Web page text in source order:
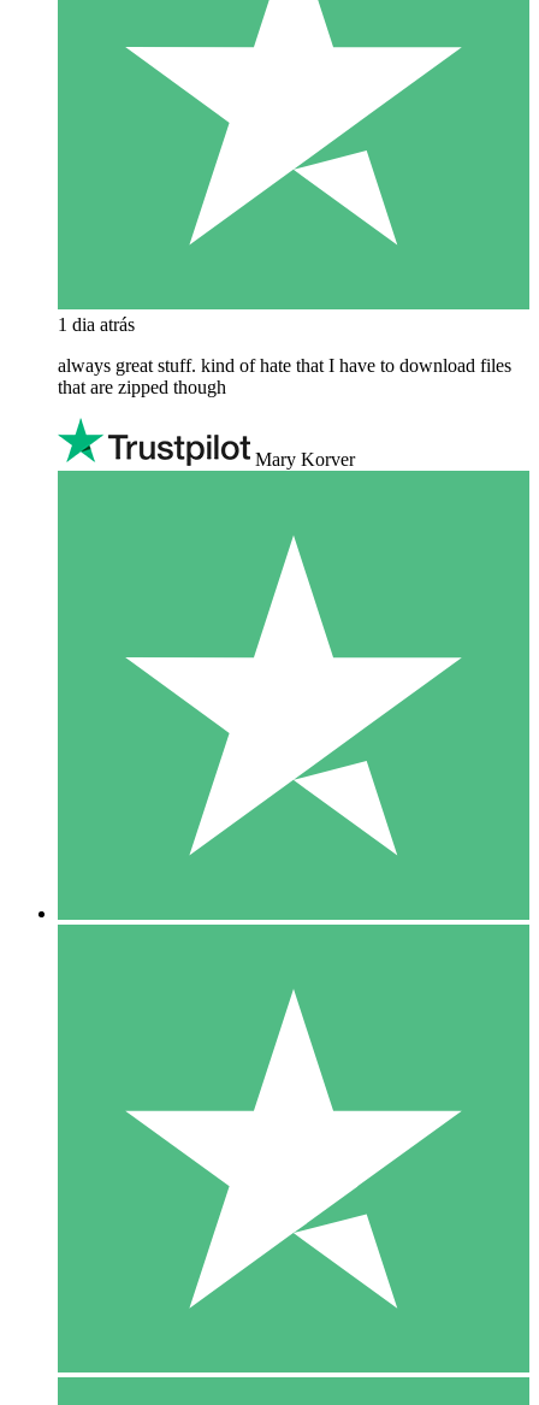
1 dia atrás
always great stuff. kind of hate that I have to download files
that are zipped though
Mary Korver